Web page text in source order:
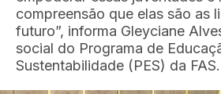
compreensão que elas são as
futuro”, informa Gleyciane
social do Programa de
Sustentabilidade (PES) da FAS.